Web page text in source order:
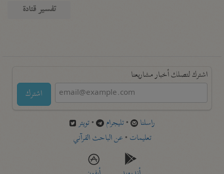
تفسير قتادة
اشترك لتصلك أخبار مشاريعنا
اشترك
راسلنا •تليجرام •تويتر
تعليمات •عن الباحث القرآني